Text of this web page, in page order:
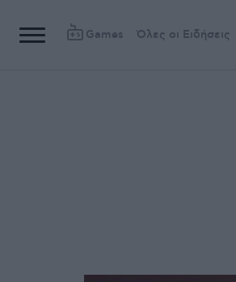
Games Όλες οι Ειδήσεις